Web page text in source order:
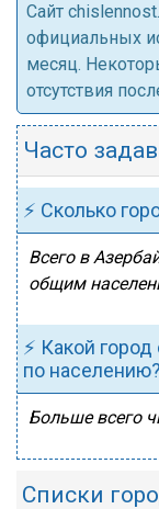
Cайт
официальных
месяц.
отсутствия
Часто
⚡ Сколько
Всего в
общим
⚡ Какой
по населению?
Больше всего
Списки